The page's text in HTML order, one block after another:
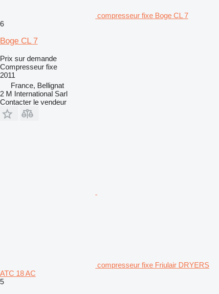
compresseur fixe Boge CL 7
6
Boge CL 7
Prix sur demande
Compresseur fixe
2011
France, Bellignat
2 M International Sarl
Contacter le vendeur
compresseur fixe Friulair DRYERS
ATC 18 AC
5